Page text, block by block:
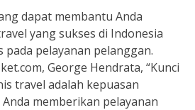
dapat membantu Anda
yang sukses di Indonesia
pada pelayanan pelanggan.
George Hendrata, “Kunci
travel adalah kepuasan
memberikan pelayanan